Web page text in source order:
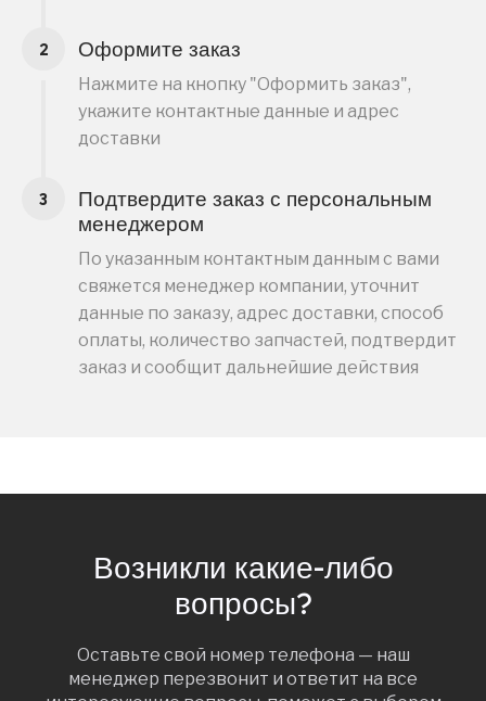
Оформите заказ
Нажмите на кнопку "Оформить заказ",
укажите контактные данные и адрес
доставки
Подтвердите заказ с персональным
менеджером
По указанным контактным данным с вами
свяжется менеджер компании, уточнит
данные по заказу, адрес доставки, способ
оплаты, количество запчастей, подтвердит
заказ и сообщит дальнейшие действия
Возникли какие-либо
вопросы?
Оставьте свой номер телефона — наш
менеджер перезвонит и ответит на все